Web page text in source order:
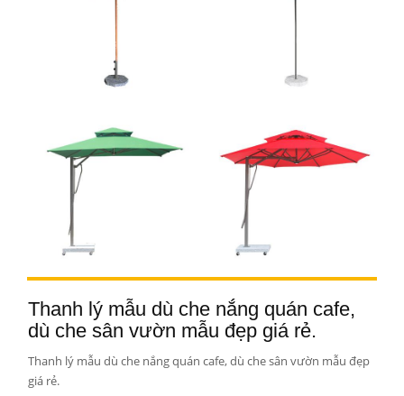
Thanh lý mẫu dù che nắng quán cafe,
dù che sân vườn mẫu đẹp giá rẻ.
Thanh lý mẫu dù che nắng quán cafe, dù che sân vườn mẫu đẹp
giá rẻ.